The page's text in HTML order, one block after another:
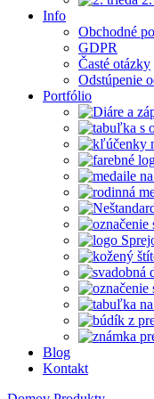
Info
Obchodné
GDPR
Časté otázky
Odstúpenie
Portfólio
Blog
Kontakt